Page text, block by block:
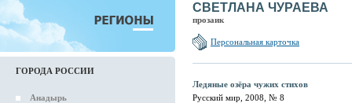
ГОРОДА РОССИИ
Анадырь
СВЕТЛАНА ЧУРАЕВА
прозаик
Персональная карточка
Ледяные озёра чужих стихов
Русский мир, 2008, № 8